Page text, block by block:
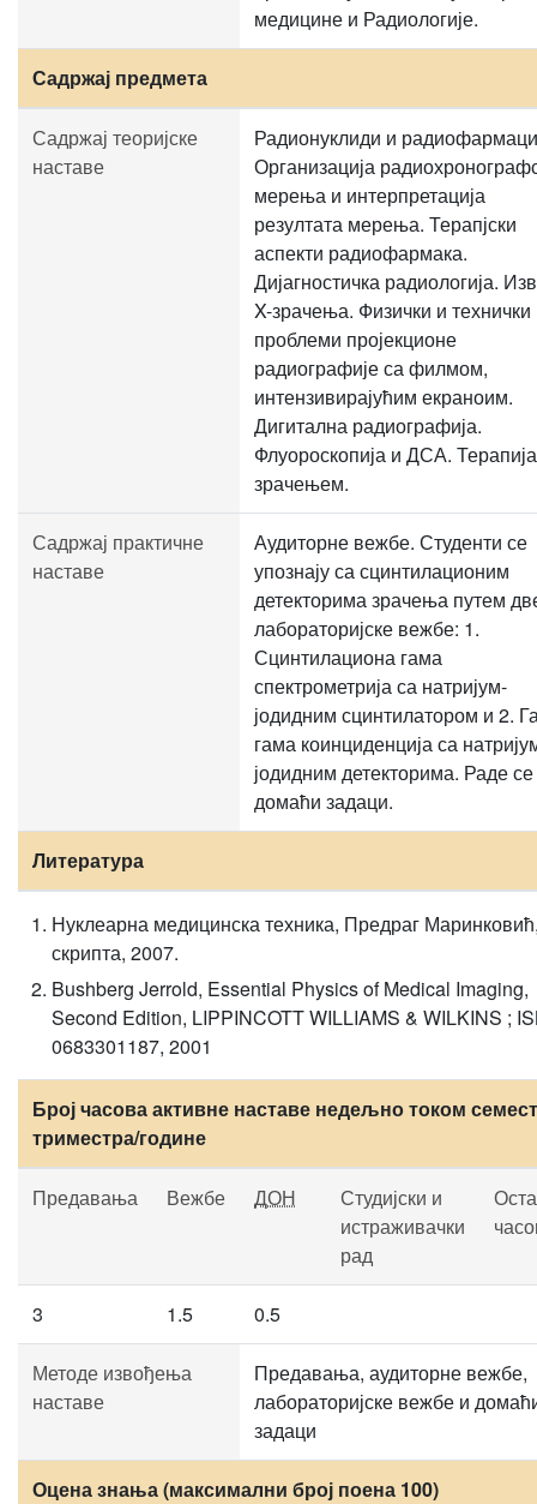
медицине и Радиологије.
Садржај предмета
Садржај теоријске
наставе
Радионуклиди и
Организација
мерења и интерпретација
резултата мерења. Терапјски
аспекти радиофармака.
Дијагностичка радиологија.
X-зрачења. Физички и технички
проблеми пројекционе
радиографије са филмом,
интензивирајућим екраноим.
Дигитална радиографија.
Флуороскопија и ДСА. Терапија
зрачењем.
Садржај практичне
наставе
Аудиторне вежбе. Студенти се
упознају са сцинтилационим
детекторима зрачења путем
лабораторијске вежбе: 1.
Сцинтилациона гама
спектрометрија са натријум-
јодидним сцинтилатором и 2.
гама коинциденција са
јодидним детекторима. Раде се
домаћи задаци.
Литература
Нуклеарна медицинска техника, Предраг
скрипта, 2007.
Bushberg Jerrold, Essential Physics of Medical Imaging,
Second Edition, LIPPINCOTT WILLIAMS & WILKINS ;
0683301187, 2001
Број часова активне наставе недељно током
триместра/године
Предавања Вежбе ДОН
Студијски и
истраживачки
рад
3 1.5 0.5
Методе извођења
наставе
Предавања, аудиторне вежбе,
лабораторијске вежбе и
задаци
Оцена знања (максимални број поена 100)